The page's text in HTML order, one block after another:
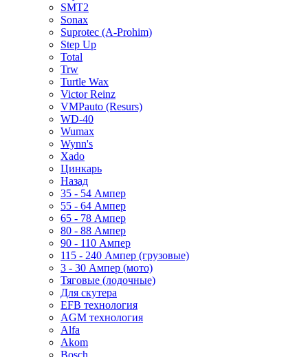
SMT2
Sonax
Suprotec (A-Prohim)
Step Up
Total
Trw
Turtle Wax
Victor Reinz
VMPauto (Resurs)
WD-40
Wumax
Wynn's
Xado
Цинкарь
Назад
35 - 54 Ампер
55 - 64 Ампер
65 - 78 Ампер
80 - 88 Ампер
90 - 110 Ампер
115 - 240 Ампер (грузовые)
3 - 30 Ампер (мото)
Тяговые (лодочные)
Для скутера
EFB технология
AGM технология
Alfa
Akom
Bosch